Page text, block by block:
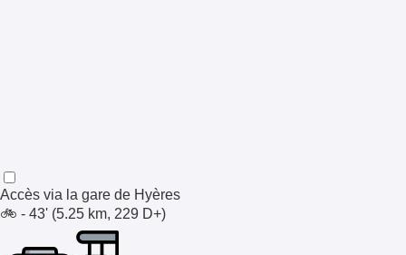
Accès via la gare de Hyères
🚲 - 43' (5.25 km, 229 D+)